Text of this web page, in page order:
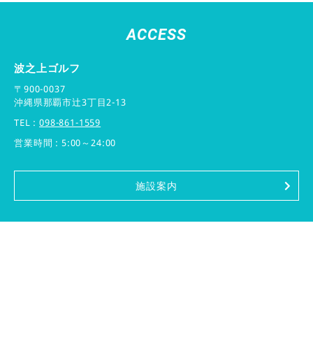
ACCESS
波之上ゴルフ
〒900-0037
沖縄県那覇市辻3丁目2-13
TEL :098-861-1559
営業時間 : 5:00～24:00
施設案内